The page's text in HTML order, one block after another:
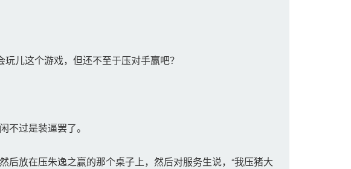
儿这个游戏，但还不至于压对手赢吧？
过是装逼罢了。
放在压朱逸之赢的那个桌子上，然后对服务生说，“我压猪大